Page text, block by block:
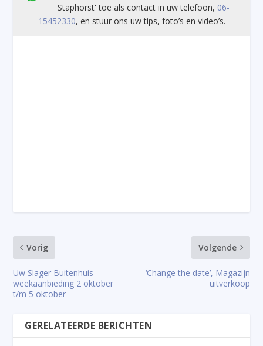
Staphorst' toe als contact in uw telefoon, 06-
15452330, en stuur ons uw tips, foto’s en video’s.
Vorig
Uw Slager Buitenhuis –
weekaanbieding 2 oktober
t/m 5 oktober
Volgende
‘Change the date’, Magazijn
uitverkoop
GERELATEERDE BERICHTEN